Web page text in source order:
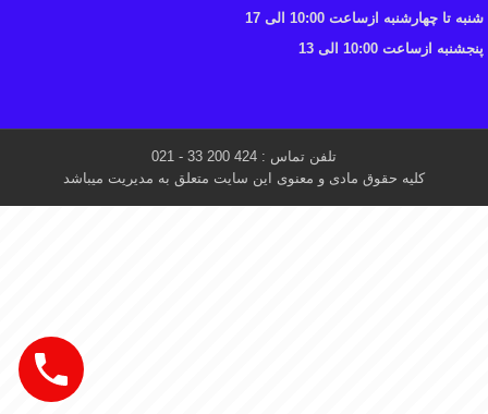
شنبه تا چهارشنبه ازساعت 10:00 الی 17
پنجشنبه ازساعت 10:00 الی 13
تلفن تماس : 424 200 33 - 021
کلیه حقوق مادی و معنوی این سایت متعلق به مدیریت میباشد